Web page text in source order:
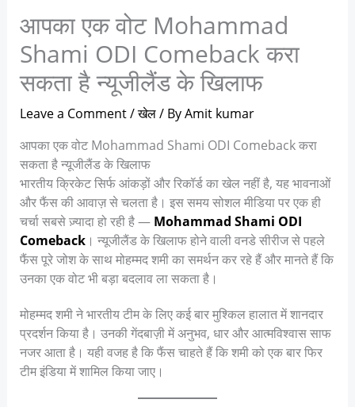
आपका एक वोट Mohammad
Shami ODI Comeback करा
सकता है न्यूजीलैंड के खिलाफ
Leave a Comment/खेल/ ByAmit kumar
आपका एक वोट Mohammad Shami ODI Comeback करा
सकता है न्यूजीलैंड के खिलाफ
भारतीय क्रिकेट सिर्फ आंकड़ों और रिकॉर्ड का खेल नहीं है, यह भावनाओं
और फैंस की आवाज़ से चलता है। इस समय सोशल मीडिया पर एक ही
चर्चा सबसे ज़्यादा हो रही है — Mohammad Shami ODI
Comeback। न्यूजीलैंड के खिलाफ होने वाली वनडे सीरीज से पहले
फैंस पूरे जोश के साथ मोहम्मद शमी का समर्थन कर रहे हैं और मानते हैं कि
उनका एक वोट भी बड़ा बदलाव ला सकता है।
मोहम्मद शमी ने भारतीय टीम के लिए कई बार मुश्किल हालात में शानदार
प्रदर्शन किया है। उनकी गेंदबाज़ी में अनुभव, धार और आत्मविश्वास साफ
नजर आता है। यही वजह है कि फैंस चाहते हैं कि शमी को एक बार फिर
टीम इंडिया में शामिल किया जाए।